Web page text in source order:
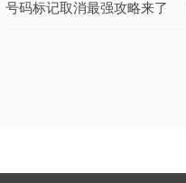
号码标记取消最强攻略来了